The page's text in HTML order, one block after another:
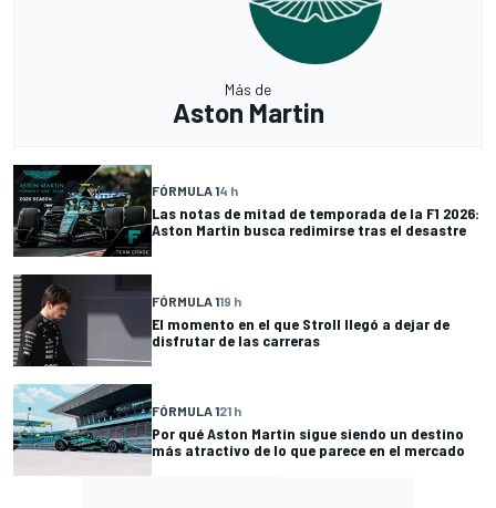
Más de
Aston Martin
FÓRMULA 14 h
Las notas de mitad de temporada de la F1 2026:
Aston Martin busca redimirse tras el desastre
FÓRMULA 119 h
El momento en el que Stroll llegó a dejar de
disfrutar de las carreras
FÓRMULA 121 h
Por qué Aston Martin sigue siendo un destino
más atractivo de lo que parece en el mercado